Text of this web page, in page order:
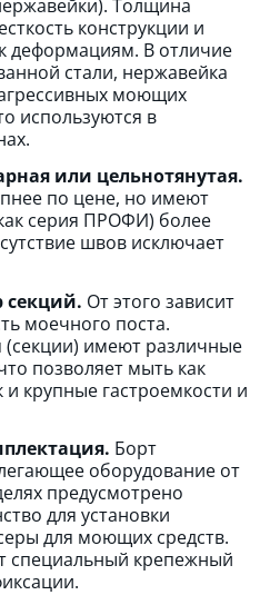
Толщина
конструкции и
деформациям. В отличие
стали, нержавейка
моющих
используются в
или цельнотянутая.
по цене, но имеют
серия ПРОФИ) более
швов исключает
секций. От этого зависит
моечного поста.
(секции) имеют различные
позволяет мыть как
крупные гастроемкости и
Борт
оборудование от
предусмотрено
для установки
для моющих средств.
специальный крепежный